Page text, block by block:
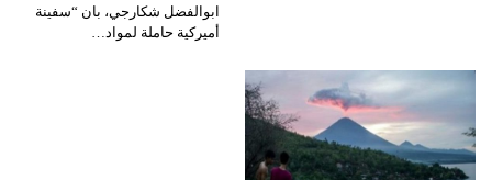
ابوالفضل شكارجي، بان “سفينة
أميركية حاملة لمواد…